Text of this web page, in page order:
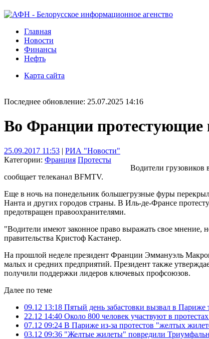
Главная
Новости
Финансы
Нефть
Карта сайта
Последнее обновление: 25.07.2025 14:16
Во Франции протестующие
25.09.2017 11:53 | РИА "Новости"
Категории: Франция Протесты
Водители
сообщает телеканал BFMTV.
Еще в ночь на понедельник большегрузные фуры
Нанта и других городов страны. В Иль-де-Франсе
предотвращен правоохранителями.
"Водители имеют законное право выражать свое
правительства Кристоф Кастанер.
На прошлой неделе президент Франции Эммануэль
малых и средних предприятий. Президент также
получили поддержки лидеров ключевых профсоюзов.
Далее по теме
09.12 13:18 Пятый день забастовки вызвал в Париже
22.12 14:40 Около 800 человек участвуют в
07.12 09:24 В Париже из-за протестов "желтых
03.12 09:36 "Желтые жилеты" повредили